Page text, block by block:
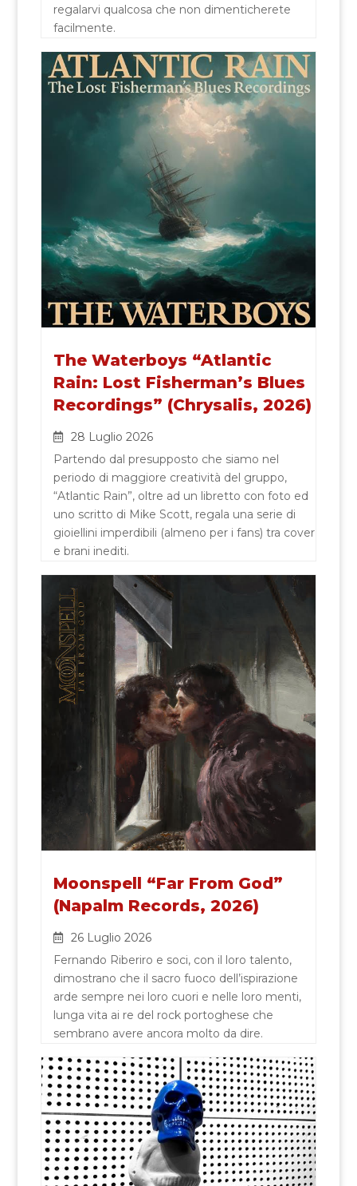
regalarvi qualcosa che non dimenticherete
facilmente.
The Waterboys “Atlantic
Rain: Lost Fisherman’s Blues
Recordings” (Chrysalis, 2026)
28 Luglio 2026
Partendo dal presupposto che siamo nel
periodo di maggiore creatività del gruppo,
“Atlantic Rain”, oltre ad un libretto con foto ed
uno scritto di Mike Scott, regala una serie di
gioiellini imperdibili (almeno per i fans) tra cover
e brani inediti.
Moonspell “Far From God”
(Napalm Records, 2026)
26 Luglio 2026
Fernando Riberiro e soci, con il loro talento,
dimostrano che il sacro fuoco dell’ispirazione
arde sempre nei loro cuori e nelle loro menti,
lunga vita ai re del rock portoghese che
sembrano avere ancora molto da dire.